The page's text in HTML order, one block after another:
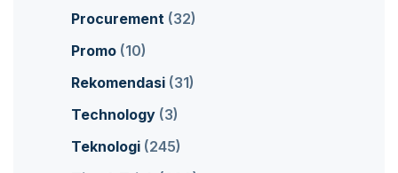
Procurement (32)
Promo (10)
Rekomendasi (31)
Technology (3)
Teknologi (245)